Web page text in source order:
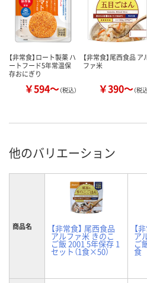
【非常食】ロート製薬 ハ
ートフード5年常温保
存おにぎり
￥594～（税込）
【非常食】尾西食品 ア
ファ米
￥390～（税
他のバリエーション
商品名 【非常食】 尾西食品
アルファ米 きのこ
ご飯 2001 5年保存 1
セット（1食×50）
【
ア
ご
食